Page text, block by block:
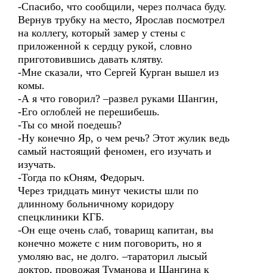
-Спасибо, что сообщили, через полчаса буду.
Вернув трубку на место, Ярослав посмотрел
на коллегу, который замер у стены с
приложенной к сердцу рукой, словно
приготовившись давать клятву.
-Мне сказали, что Сергей Курган вышел из
комы.
-А я что говорил? –развел руками Шангин,
-Его оглоблей не перешибешь.
-Ты со мной поедешь?
-Ну конечно Яр, о чем речь? Этот жулик ведь
самый настоящий феномен, его изучать и
изучать.
-Тогда по кОням, Федорыч.
Через тридцать минут чекисты шли по
длинному больничному коридору
спецклиники КГБ.
-Он еще очень слаб, товарищ капитан, вы
конечно можете с ним поговорить, но я
умоляю вас, не долго. –тараторил лысый
доктор, провожая Туманова и Шангина к